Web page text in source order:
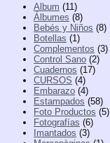
Album (11)
Álbumes (8)
Bebés y Niños (8)
Botellas (1)
Complementos (3)
Control Sano (2)
Cuadernos (17)
CURSOS (4)
Embarazo (4)
Estampados (58)
Foto Productos (5)
Fotografías (6)
Imantados (3)